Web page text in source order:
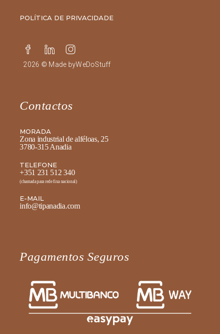
POLÍTICA DE PRIVACIDADE
2026 © Made byWeDoStuff
Contactos
MORADA
Zona industrial de alféloas, 25
3780-315 Anadia
TELEFONE
+351 231 512 340
(chamada para rede fixa nacional)
E-MAIL
info@tipanadia.com
Pagamentos Seguros